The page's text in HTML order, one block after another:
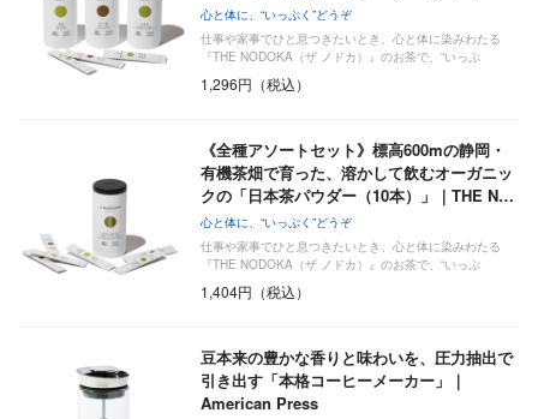
心と体に、“いっぷく”どうぞ
仕事や家事でひと息つきたいとき、心と体に染みわたる
『THE NODOKA（ザ ノドカ）』のお茶で、“いっぷ
1,296円（税込）
《全種アソートセット》標高600mの静岡・
有機茶畑で育った、溶かして飲むオーガニッ
クの「日本茶パウダー（10本）」｜THE N…
心と体に、“いっぷく”どうぞ
仕事や家事でひと息つきたいとき、心と体に染みわたる
『THE NODOKA（ザ ノドカ）』のお茶で、“いっぷ
1,404円（税込）
豆本来の豊かな香りと味わいを、圧力抽出で
引き出す「本格コーヒーメーカー」｜
American Press